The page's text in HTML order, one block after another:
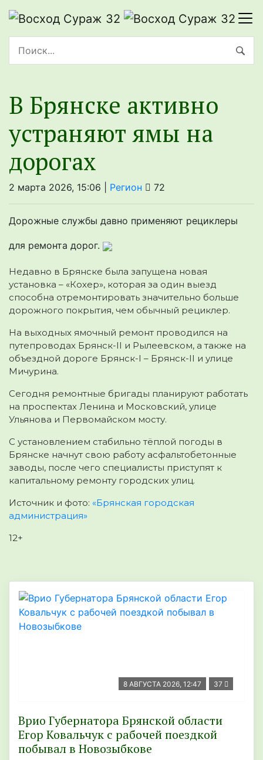
В Брянске активно
устраняют ямы на
дорогах
2 марта 2026, 15:06 | Регион 72
Дорожные службы давно применяют рециклеры
для ремонта дорог.
Недавно в Брянске была запущена новая
установка – «Кохер», которая за один выезд
способна отремонтировать значительно больше
дорожного покрытия, чем обычный рециклер.
На выходных ямочный ремонт проводился на
путепроводах Брянск-II и Рылеевском, а также на
объездной дороге Брянск-I – Брянск-II и улице
Мичурина.
Сегодня ремонтные бригады планируют работать
на проспектах Ленина и Московский, улице
Ульянова и Первомайском мосту.
С установлением стабильно тёплой погоды в
Брянске начнут свою работу асфальтобетонные
заводы, после чего специалисты приступят к
капитальному ремонту городских улиц.
Источник и фото: «Брянская городская
администрация»
12+
8 АВГУСТА 2026, 12:47 37
Врио Губернатора Брянской области
Егор Ковальчук с рабочей поездкой
побывал в Новозыбкове